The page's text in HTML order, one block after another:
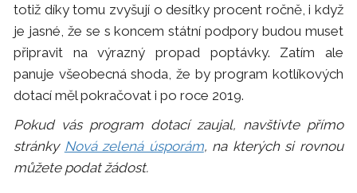
totiž díky tomu zvyšují o desítky procent ročně, i když
je jasné, že se s koncem státní podpory budou muset
připravit na výrazný propad poptávky. Zatím ale
panuje všeobecná shoda, že by program kotlíkových
dotací měl pokračovat i po roce 2019.
Pokud vás program dotací zaujal, navštivte přímo
stránky Nová zelená úsporám, na kterých si rovnou
můžete podat žádost.